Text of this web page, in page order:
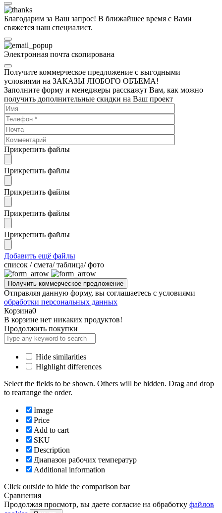
Благодарим за Ваш запрос! В ближайшее время с Вами
свяжется наш специалист.
Электронная почта скопирована
Получите коммерческое предложение с выгодными
условиями на ЗАКАЗЫ ЛЮБОГО ОБЪЕМА!
Заполните форму и менеджеры расскажут Вам, как можно
получить дополнительные скидки на Ваш проект
Прикрепить файлы
Прикрепить файлы
Прикрепить файлы
Прикрепить файлы
Прикрепить файлы
Добавить ещё файлы
cписок / смета/ таблица/ фото
Отправляя данную форму, вы соглашаетесь с условиями
обработки персональных данных
Корзина0
В корзине нет никаких продуктов!
Продолжить покупки
Hide similarities
Highlight differences
Select the fields to be shown. Others will be hidden. Drag and drop
to rearrange the order.
Image
Price
Add to cart
SKU
Description
Диапазон рабочих температур
Additional information
Click outside to hide the comparison bar
Сравнения
Продолжая просмотр, вы даете согласие на обработку файлов